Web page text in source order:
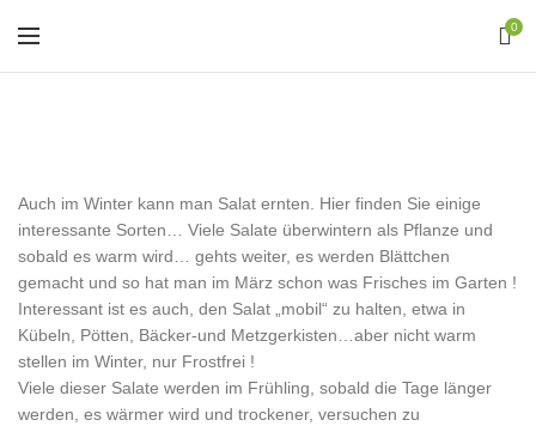
0
Auch im Winter kann man Salat ernten. Hier finden Sie einige
interessante Sorten… Viele Salate überwintern als Pflanze und
sobald es warm wird… gehts weiter, es werden Blättchen
gemacht und so hat man im März schon was Frisches im Garten !
Interessant ist es auch, den Salat „mobil“ zu halten, etwa in
Kübeln, Pötten, Bäcker-und Metzgerkisten…aber nicht warm
stellen im Winter, nur Frostfrei !
Viele dieser Salate werden im Frühling, sobald die Tage länger
werden, es wärmer wird und trockener, versuchen zu